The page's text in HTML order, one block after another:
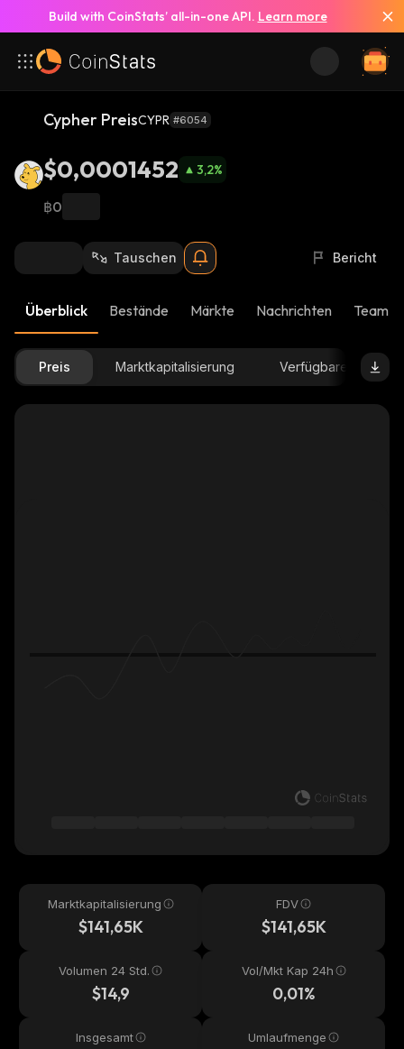
Build with CoinStats’ all-in-one API. Learn more
Cypher PreisCYPR #6054
$0,0001452 3,2%
฿0
Tauschen Bericht
Überblick Bestände Märkte Nachrichten Team-
Preis Marktkapitalisierung Verfügbare Menge
Marktkapitalisierung
$141,65K
FDV
$141,65K
Volumen 24 Std.
$14,9
Vol/Mkt Kap 24h
0,01%
Insgesamt Umlaufmenge